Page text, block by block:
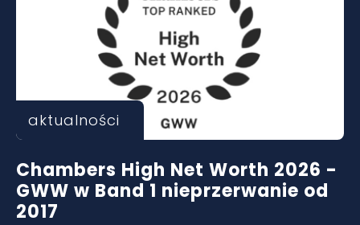
aktualności
Chambers High Net Worth 2026 -
GWW w Band 1 nieprzerwanie od
2017